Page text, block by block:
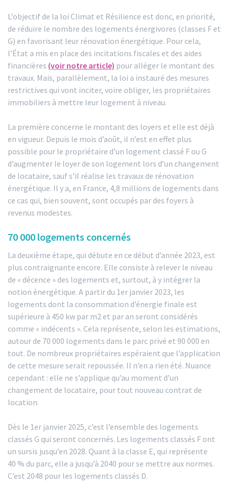
L’objectif de la loi Climat et Résilience est donc, en priorité,
de réduire le nombre des logements énergivores (classes F et
G) en favorisant leur rénovation énergétique. Pour cela,
l’État a mis en place des incitations fiscales et des aides
financières (voir notre article) pour alléger le montant des
travaux. Mais, parallèlement, la loi a instauré des mesures
restrictives qui vont inciter, voire obliger, les propriétaires
immobiliers à mettre leur logement à niveau.
La première concerne le montant des loyers et elle est déjà
en vigueur. Depuis le mois d’août, il n’est en effet plus
possible pour le propriétaire d’un logement classé F ou G
d’augmenter le loyer de son logement lors d’un changement
de locataire, sauf s’il réalise les travaux de rénovation
énergétique. Il y a, en France, 4,8 millions de logements dans
ce cas qui, bien souvent, sont occupés par des foyers à
revenus modestes.
70 000 logements concernés
La deuxième étape, qui débute en ce début d’année 2023, est
plus contraignante encore. Elle consiste à relever le niveau
de « décence » des logements et, surtout, à y intégrer la
notion énergétique. A partir du 1er janvier 2023, les
logements dont la consommation d’énergie finale est
supérieure à 450 kw par m2 et par an seront considérés
comme « indécents ». Cela représente, selon les estimations,
autour de 70 000 logements dans le parc privé et 90 000 en
tout. De nombreux propriétaires espéraient que l’application
de cette mesure serait repoussée. Il n’en a rien été. Nuance
cependant : elle ne s’applique qu’au moment d’un
changement de locataire, pour tout nouveau contrat de
location.
Dès le 1er janvier 2025, c’est l’ensemble des logements
classés G qui seront concernés. Les logements classés F ont
un sursis jusqu’en 2028. Quant à la classe E, qui représente
40 % du parc, elle a jusqu’à 2040 pour se mettre aux normes.
C’est 2048 pour les logements classés D.